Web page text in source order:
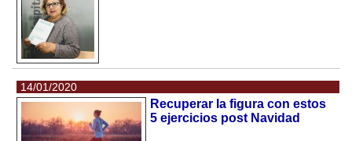
14/01/2020
Recuperar la figura con estos
5 ejercicios post Navidad